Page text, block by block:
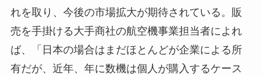
れを取り、今後の市場拡大が期待されている。販
売を手掛ける大手商社の航空機事業担当者によれ
ば、「日本の場合はまだほとんどが企業による所
有だが、近年、年に数機は個人が購入するケース